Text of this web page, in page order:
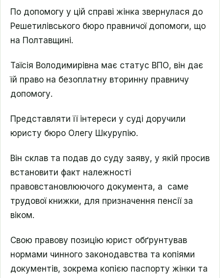
По допомогу у цій справі жінка звернулася до
Решетилівського бюро правничої допомоги, що
на Полтавщині.
Таїсія Володимирівна має статус ВПО, він дає
їй право на безоплатну вторинну правничу
допомогу.
Представляти її інтереси у суді доручили
юристу бюро Олегу Шкурупію.
Він склав та подав до суду заяву, у якій просив
встановити факт належності
правовстановлюючого документа, а саме
трудової книжки, для призначення пенсії за
віком.
Свою правову позицію юрист обґрунтував
нормами чинного законодавства та копіями
документів, зокрема копією паспорту жінки та